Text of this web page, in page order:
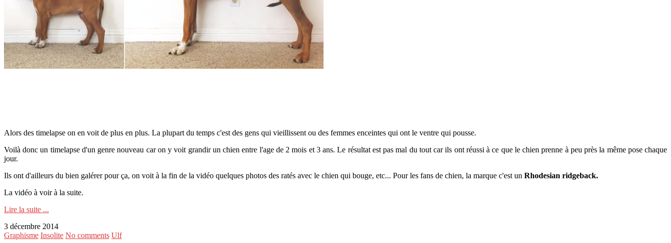
Alors des timelapse on en voit de plus en plus. La plupart du temps c'est des gens qui vieillissent ou des femmes enceintes qui ont le ventre qui pousse.
Voilà donc un timelapse d'un genre nouveau car on y voit grandir un chien entre l'age de 2 mois et 3 ans. Le résultat est pas mal du tout car ils ont réussi à ce que le chien prenne à peu près la même pose chaque
jour.
Ils ont d'ailleurs du bien galérer pour ça, on voit à la fin de la vidéo quelques photos des ratés avec le chien qui bouge, etc... Pour les fans de chien, la marque c'est un Rhodesian ridgeback.
La vidéo à voir à la suite.
Lire la suite ...
3 décembre 2014
Graphisme Insolite No comments Ulf